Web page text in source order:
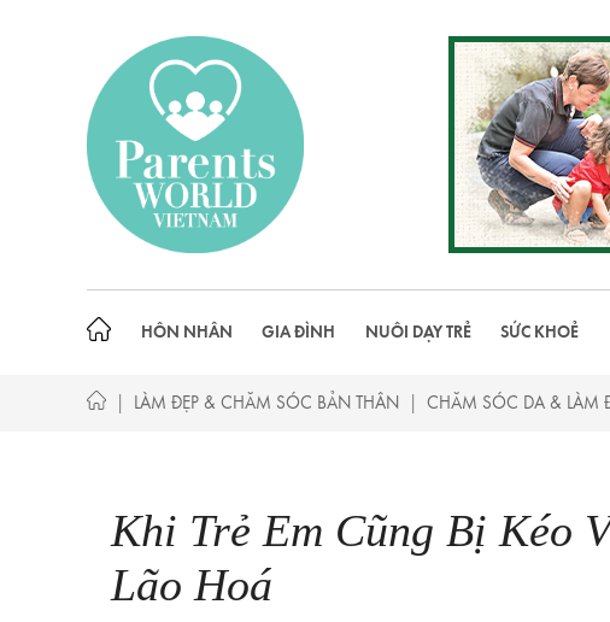
HÔN NHÂN GIA ĐÌNH NUÔI DẠY TRẺ SỨC KHOẺ
| LÀM ĐẸP & CHĂM SÓC BẢN THÂN | CHĂM SÓC DA & LÀM
Khi Trẻ Em Cũng Bị Kéo
Lão Hoá